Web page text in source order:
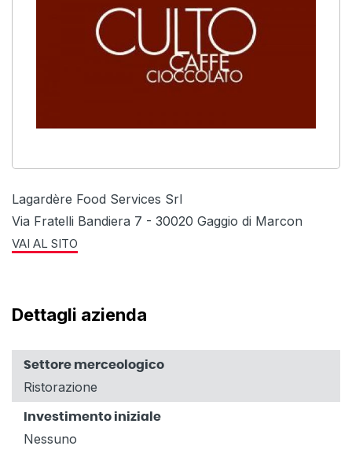
Lagardère Food Services Srl
Via Fratelli Bandiera 7 - 30020 Gaggio di Marcon
VAI AL SITO
Dettagli azienda
Settore merceologico
Ristorazione
Investimento iniziale
Nessuno